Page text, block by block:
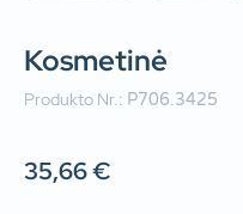
Kosmetinė
Produkto Nr.: P706.3425
35,66€